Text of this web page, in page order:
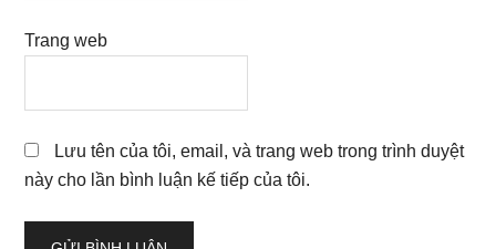
Trang web
Lưu tên của tôi, email, và trang web trong trình duyệt
này cho lần bình luận kế tiếp của tôi.